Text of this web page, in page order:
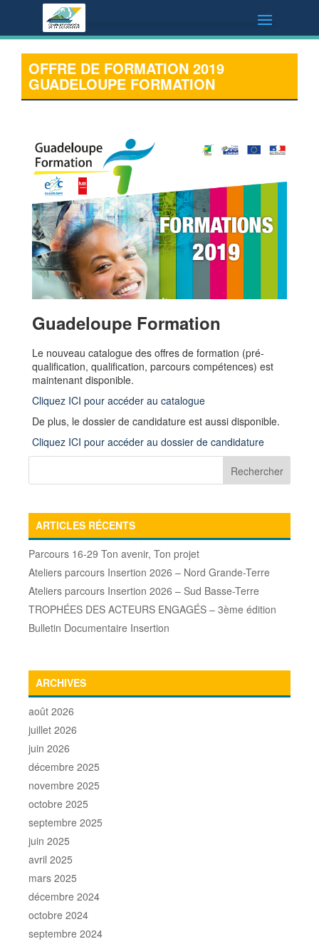
OFFRE DE FORMATION 2019
GUADELOUPE FORMATION
Guadeloupe Formation
Le nouveau catalogue des offres de formation (pré-
qualification, qualification, parcours compétences) est
maintenant disponible.
Cliquez ICI pour accéder au catalogue
De plus, le dossier de candidature est aussi disponible.
Cliquez ICI pour accéder au dossier de candidature
ARTICLES RÉCENTS
Parcours 16-29 Ton avenir, Ton projet
Ateliers parcours Insertion 2026 – Nord Grande-Terre
Ateliers parcours Insertion 2026 – Sud Basse-Terre
TROPHÉES DES ACTEURS ENGAGÉS – 3ème édition
Bulletin Documentaire Insertion
ARCHIVES
août 2026
juillet 2026
juin 2026
décembre 2025
novembre 2025
octobre 2025
septembre 2025
juin 2025
avril 2025
mars 2025
décembre 2024
octobre 2024
septembre 2024